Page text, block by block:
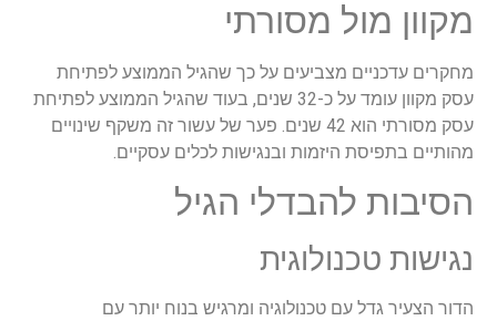
מקוון מול מסורתי
מחקרים עדכניים מצביעים על כך שהגיל הממוצע לפתיחת
עסק מקוון עומד על כ-32 שנים, בעוד שהגיל הממוצע לפתיחת
עסק מסורתי הוא 42 שנים. פער של עשור זה משקף שינויים
מהותיים בתפיסת היזמות ובנגישות לכלים עסקיים.
הסיבות להבדלי הגיל
נגישות טכנולוגית
הדור הצעיר גדל עם טכנולוגיה ומרגיש בנוח יותר עם